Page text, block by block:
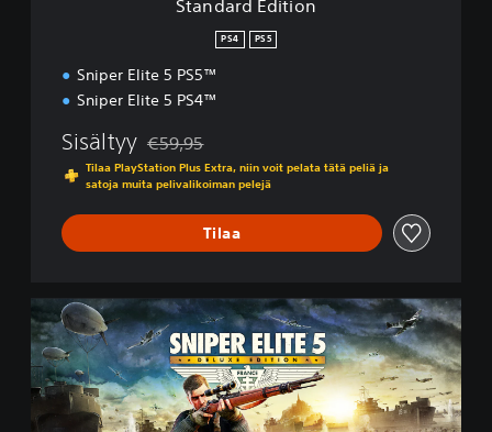
Standard Edition
PS4 PS5
Sniper Elite 5 PS5™
Sniper Elite 5 PS4™
Sisältyy Alennettu alkuperäisestä hinnasta €59,95
€59,95
Tilaa PlayStation Plus Extra, niin voit pelata tätä peliä ja
satoja muita pelivalikoiman pelejä
Tilaa
D
e
l
u
x